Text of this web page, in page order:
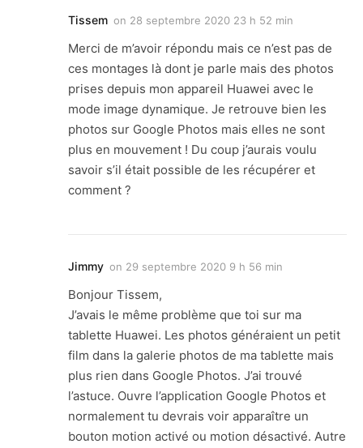
Tissem on 28 septembre 2020 23 h 52 min
Merci de m’avoir répondu mais ce n’est pas de
ces montages là dont je parle mais des photos
prises depuis mon appareil Huawei avec le
mode image dynamique. Je retrouve bien les
photos sur Google Photos mais elles ne sont
plus en mouvement ! Du coup j’aurais voulu
savoir s’il était possible de les récupérer et
comment ?
Jimmy on 29 septembre 2020 9 h 56 min
Bonjour Tissem,
J’avais le même problème que toi sur ma
tablette Huawei. Les photos généraient un petit
film dans la galerie photos de ma tablette mais
plus rien dans Google Photos. J’ai trouvé
l’astuce. Ouvre l’application Google Photos et
normalement tu devrais voir apparaître un
bouton motion activé ou motion désactivé. Autre